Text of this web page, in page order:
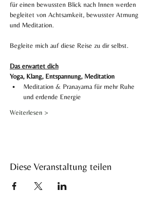
für einen bewussten Blick nach Innen werden
begleitet von Achtsamkeit, bewusster Atmung
und Meditation.
Begleite mich auf diese Reise zu dir selbst.
Das erwartet dich
Yoga, Klang, Entspannung, Meditation
Meditation & Pranayama für mehr Ruhe
und erdende Energie
Weiterlesen >
Diese Veranstaltung teilen